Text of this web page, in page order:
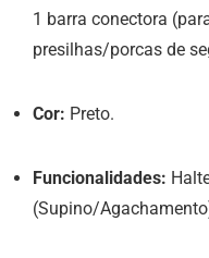
1 barra conectora
presilhas/porcas de
Cor: Preto.
Funcionalidades:
(Supino/